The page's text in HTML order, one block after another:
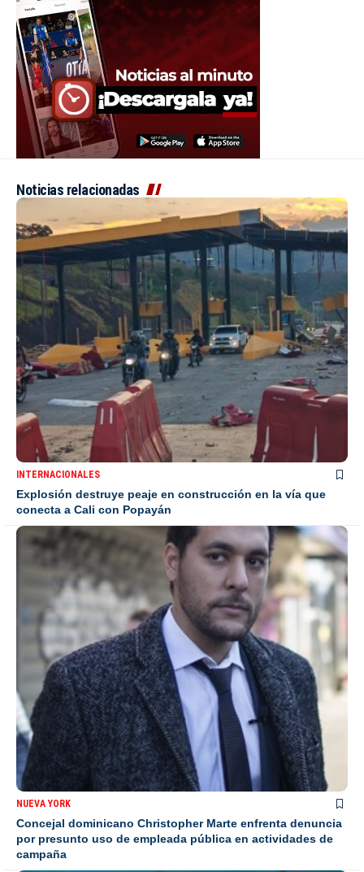
Noticias relacionadas
INTERNACIONALES
Explosión destruye peaje en construcción en la vía que
conecta a Cali con Popayán
NUEVA YORK
Concejal dominicano Christopher Marte enfrenta denuncia
por presunto uso de empleada pública en actividades de
campaña